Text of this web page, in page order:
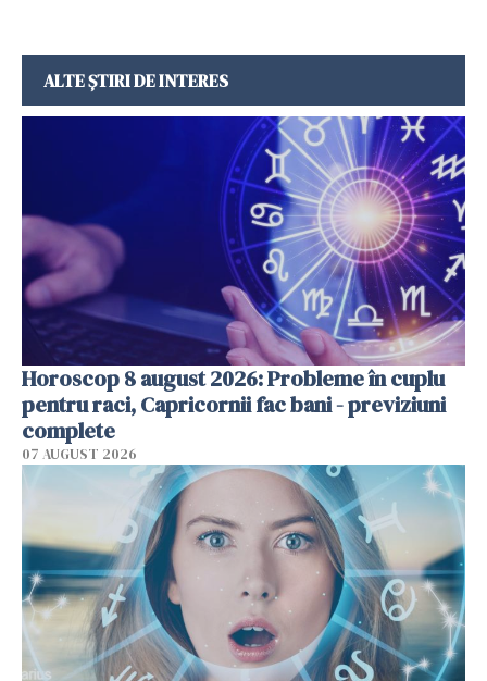
ALTE ȘTIRI DE INTERES
Horoscop 8 august 2026: Probleme în cuplu
pentru raci, Capricornii fac bani - previziuni
complete
07 AUGUST 2026